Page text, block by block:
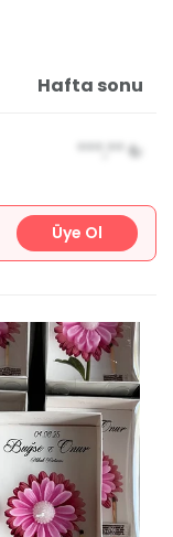
Hafta sonu
***,** ₺
Üye Ol